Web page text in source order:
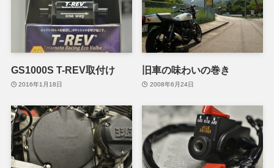
GS1000S T-REV取付け
2016年1月18日
旧車の味わいの巻き
2008年6月24日